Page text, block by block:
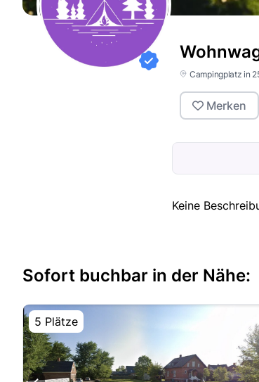
Campingplatz in
Merken
Keine
Sofort buchbar in der Nähe:
5 Plätze